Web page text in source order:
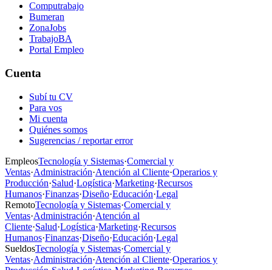
Computrabajo
Bumeran
ZonaJobs
TrabajoBA
Portal Empleo
Cuenta
Subí tu CV
Para vos
Mi cuenta
Quiénes somos
Sugerencias / reportar error
EmpleosTecnología y Sistemas·Comercial y
Ventas·Administración·Atención al Cliente·Operarios y
Producción·Salud·Logística·Marketing·Recursos
Humanos·Finanzas·Diseño·Educación·Legal
RemotoTecnología y Sistemas·Comercial y
Ventas·Administración·Atención al
Cliente·Salud·Logística·Marketing·Recursos
Humanos·Finanzas·Diseño·Educación·Legal
SueldosTecnología y Sistemas·Comercial y
Ventas·Administración·Atención al Cliente·Operarios y